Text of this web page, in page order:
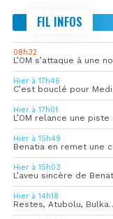
FIL INFOS
08h32
Hier à 17h46
C’est bouclé pour
Hier à 17h01
L’OM relance une
Hier à 15h49
Benatia en remet une
Hier à 15h03
L’aveu sincère de
Hier à 14h18